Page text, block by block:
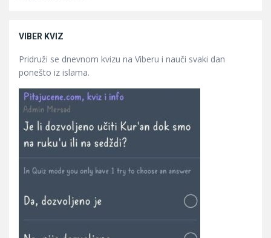
VIBER KVIZ
Pridruži se dnevnom kvizu na Viberu i nauči svaki dan
ponešto iz islama.